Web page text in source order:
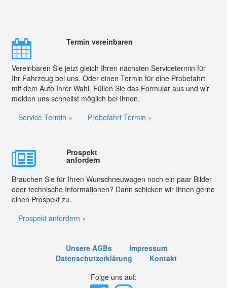
Termin vereinbaren
Vereinbaren Sie jetzt gleich Ihren nächsten Servicetermin für
Ihr Fahrzeug bei uns. Oder einen Termin für eine Probefahrt
mit dem Auto Ihrer Wahl. Füllen Sie das Formular aus und wir
melden uns schnellst möglich bei Ihnen.
Service Termin »
Probefahrt Termin »
Prospekt
anfordern
Brauchen Sie für Ihren Wunschneuwagen noch ein paar Bilder
oder technische Informationen? Dann schicken wir Ihnen gerne
einen Prospekt zu.
Prospekt anfordern »
Unsere AGBs
Impressum
Datenschutzerklärung
Kontakt
Folge uns auf: